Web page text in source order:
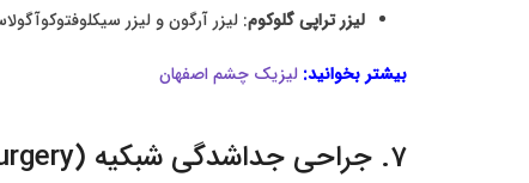
لیزر تراپی گلوکوم: لیزر آرگون و لیزر
بیشتر بخوانید: لیزیک چشم اصفهان
7. جراحی جداشدگی شبکیه (Retinal Detachment Surgery)